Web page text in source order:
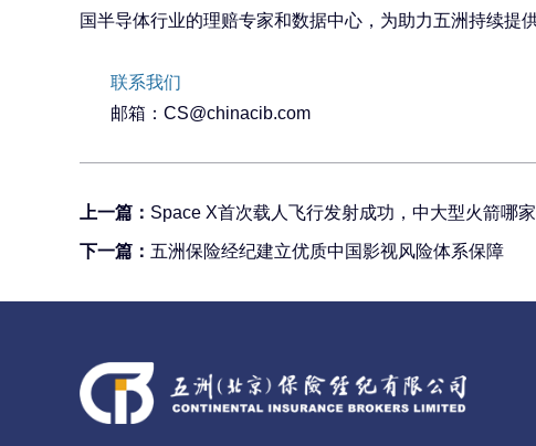
国半导体行业的理赔专家和数据中心，为助力五洲持续提
联系我们
邮箱： CS@chinacib.com
上一篇： Space X首次载人飞行发射成功，中大型火箭哪家
下一篇： 五洲保险经纪建立优质中国影视风险体系保障